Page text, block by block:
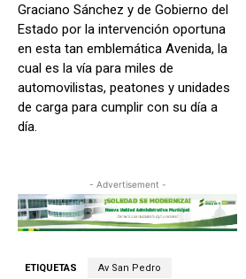
Graciano Sánchez y de Gobierno del
Estado por la intervención oportuna
en esta tan emblemática Avenida, la
cual es la vía para miles de
automovilistas, peatones y unidades
de carga para cumplir con su día a
día.
- Advertisement -
ETIQUETAS Av San Pedro